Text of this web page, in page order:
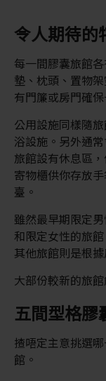
令人期待的
每一間膠囊旅館
墊、枕頭、置物
有門簾或房門確
公用設施同樣隨
浴設施。另外通
旅館設有休息區
寄物櫃供你存放
臺。
雖然最早期限定
和限定女性的旅
其他旅館則是根
大部份較新的旅
五間型格膠
揸唔定主意挑選
館。